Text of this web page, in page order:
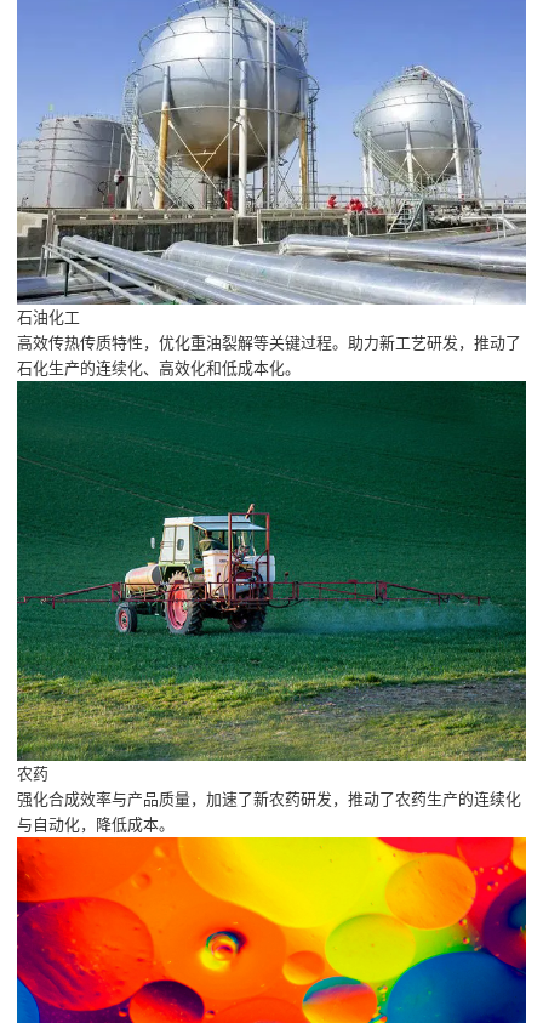
石油化工
高效传热传质特性，优化重油裂解等关键过程。助力新工艺研发，推动了
石化生产的连续化、高效化和低成本化。
农药
强化合成效率与产品质量，加速了新农药研发，推动了农药生产的连续化
与自动化，降低成本。